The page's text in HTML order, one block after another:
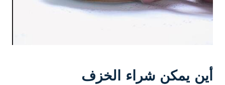
أين يمكن شراء الخزف